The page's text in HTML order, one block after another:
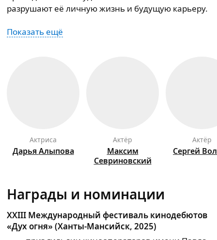
разрушают её личную жизнь и будущую карьеру.
Показать ещё
актриса
Дарья Алыпова
актёр
Максим
Севриновский
актёр
Сергей
Награды и номинации
XXIII Международный фестиваль кинодебютов
«Дух огня» (Ханты‑Мансийск, 2025)